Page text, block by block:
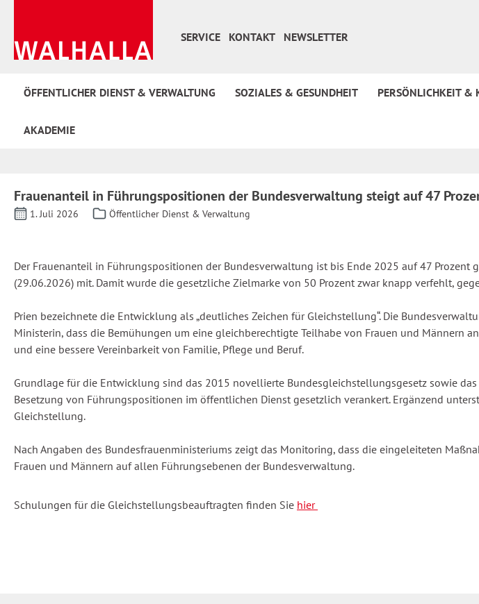
SERVICE
KONTAKT NEWSLETTER
ÖFFENTLICHER DIENST & VERWALTUNG SOZIALES & GESUNDHEIT PERSÖNLICHKEIT &
AKADEMIE
Frauenanteil in Führungspositionen der Bundesverwaltung steigt auf 47
1. Juli 2026 Öffentlicher Dienst & Verwaltung
Der Frauenanteil in Führungspositionen der Bundesverwaltung ist bis Ende 2025 auf 47
(29.06.2026) mit. Damit wurde die gesetzliche Zielmarke von 50 Prozent zwar knapp verfehlt,
Prien bezeichnete die Entwicklung als „deutliches Zeichen für Gleichstellung“. Die
Ministerin, dass die Bemühungen um eine gleichberechtigte Teilhabe von Frauen und Männern
und eine bessere Vereinbarkeit von Familie, Pflege und Beruf.
Grundlage für die Entwicklung sind das 2015 novellierte Bundesgleichstellungsgesetz sowie
Besetzung von Führungspositionen im öffentlichen Dienst gesetzlich verankert. Ergänzend
Gleichstellung.
Nach Angaben des Bundesfrauenministeriums zeigt das Monitoring, dass die eingeleiteten
Frauen und Männern auf allen Führungsebenen der Bundesverwaltung.
Schulungen für die Gleichstellungsbeauftragten finden Sie hier